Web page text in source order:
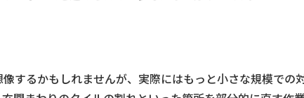
するかもしれませんが、実際にはもっと小さな規模での